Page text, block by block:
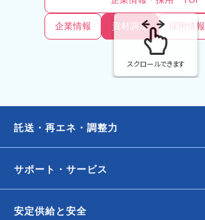
企業情報 資材調達 採用情報
スクロールできます
託送・再エネ・調整力
サポート・サービス
安定供給と安全